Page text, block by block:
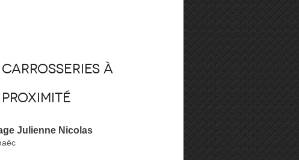
Carrosseries à
proximité
Julienne Nicolas